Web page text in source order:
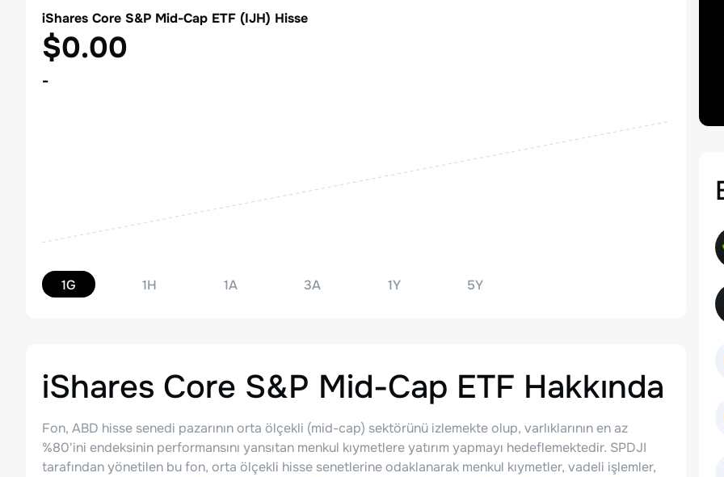
iShares Core S&P Mid-Cap ETF (IJH) Hisse
$0.00
-
1G 1H 1A 3A 1Y 5Y
iShares Core S&P Mid-Cap ETF Hakkında
Fon, ABD hisse senedi pazarının orta ölçekli (mid-cap) sektörünü izlemekte olup, varlıklarının en az
%80'ini endeksinin performansını yansıtan menkul kıymetlere yatırım yapmayı hedeflemektedir. SPDJI
tarafından yönetilen bu fon, orta ölçekli hisse senetlerine odaklanarak menkul kıymetler, vadeli işlemler,